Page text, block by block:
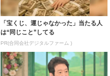
「宝くじ、運じゃなかった」当たる人
は“同じこと”してる
PR(合同会社デジタルファーム )